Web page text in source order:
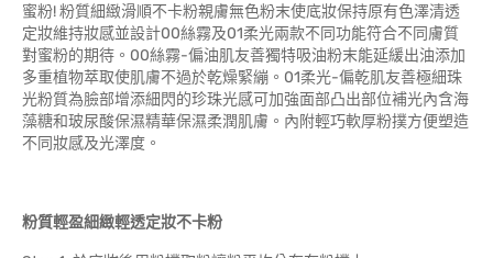
蜜粉! 粉質細緻滑順不卡粉親膚無色粉末使底妝保持原有色澤清透
定妝維持妝感並設計00絲霧及01柔光兩款不同功能符合不同膚質
對蜜粉的期待。00絲霧-偏油肌友善獨特吸油粉末能延緩出油添加
多重植物萃取使肌膚不過於乾燥緊繃。01柔光-偏乾肌友善極細珠
光粉質為臉部增添細閃的珍珠光感可加強面部凸出部位補光內含海
藻糖和玻尿酸保濕精華保濕柔潤肌膚。內附輕巧軟厚粉撲方便塑造
不同妝感及光澤度。
粉質輕盈細緻輕透定妝不卡粉